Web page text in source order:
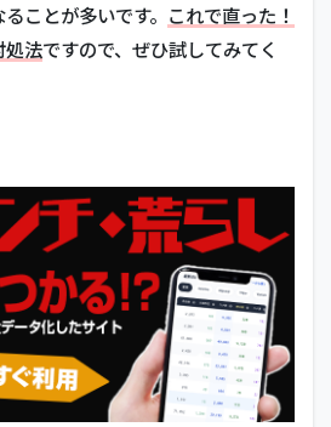
ことが多いです。 これで直った！
処法ですので、ぜひ試してみてく